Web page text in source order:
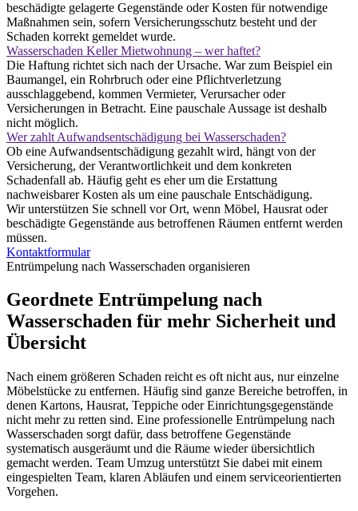
beschädigte gelagerte Gegenstände oder Kosten für notwendige
Maßnahmen sein, sofern Versicherungsschutz besteht und der
Schaden korrekt gemeldet wurde.
Wasserschaden Keller Mietwohnung – wer haftet?
Die Haftung richtet sich nach der Ursache. War zum Beispiel ein
Baumangel, ein Rohrbruch oder eine Pflichtverletzung
ausschlaggebend, kommen Vermieter, Verursacher oder
Versicherungen in Betracht. Eine pauschale Aussage ist deshalb
nicht möglich.
Wer zahlt Aufwands­entschädigung bei Wasserschaden?
Ob eine Aufwandsentschädigung gezahlt wird, hängt von der
Versicherung, der Verantwortlichkeit und dem konkreten
Schadenfall ab. Häufig geht es eher um die Erstattung
nachweisbarer Kosten als um eine pauschale Entschädigung.
Wir unterstützen Sie schnell vor Ort, wenn Möbel, Hausrat oder
beschädigte Gegenstände aus betroffenen Räumen entfernt werden
müssen.
Kontaktformular
Entrümpelung nach Wasserschaden organisieren
Geordnete Entrümpelung nach
Wasserschaden für mehr Sicherheit und
Übersicht
Nach einem größeren Schaden reicht es oft nicht aus, nur einzelne
Möbelstücke zu entfernen. Häufig sind ganze Bereiche betroffen, in
denen Kartons, Hausrat, Teppiche oder Einrichtungsgegenstände
nicht mehr zu retten sind. Eine professionelle Entrümpelung nach
Wasserschaden sorgt dafür, dass betroffene Gegenstände
systematisch ausgeräumt und die Räume wieder übersichtlich
gemacht werden. Team Umzug unterstützt Sie dabei mit einem
eingespielten Team, klaren Abläufen und einem serviceorientierten
Vorgehen.